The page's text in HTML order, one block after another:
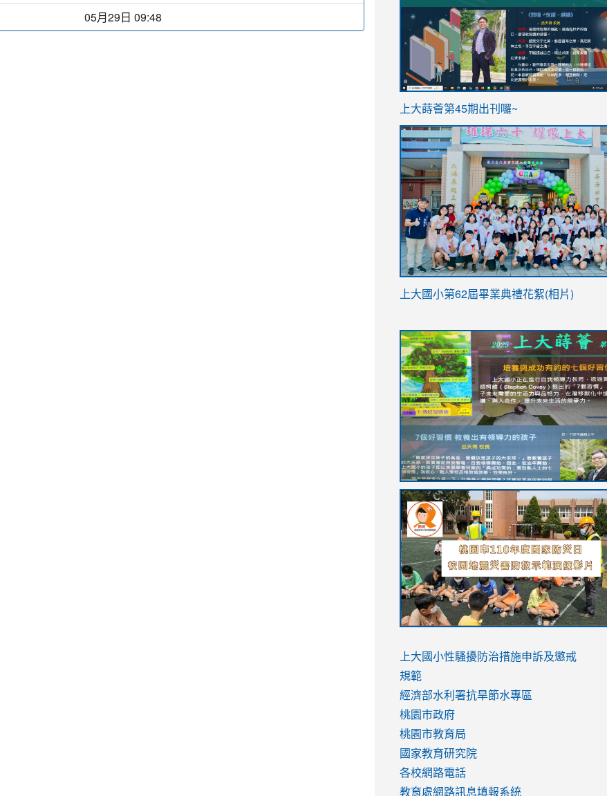
05月29日 09:48
ink
https://sites.google.com/stes.tyc.edu.tw/
link
https://sites.google.com/stes.tyc.edu.tw/
上大蒔薈第45期出刊囉~
link
YfDQppRvyMk686kIw6SBbssEIZ6WnT/
usp=sharing
上大國小第62屆畢業典禮花絮(相片)
to
https://drive.google.com/file/d/1I-
YfDQppRvyMk686kIw6SBbssEIZ6WnT/
usp=sharing
to
https://sites.google.com/stes.tyc.edu.tw/
link
to
https://sites.google.com/stes.tyc.edu.tw/
link
to
https://drive.google.com/file/d/
usp=sharing
link
to
https://youtu.be/jJOMVWY3-
8M
link
to
https://drive.google.com/file/d/
usp=sharing
to
https://www.youtube.com/watch?
v=hC_gdZndU9s
to
https://www.youtube.com/watch?
v=hC_gdZndU9s
link
to
https://www.youtube.com/watch?
v=mfpNykQ0g4M
上大國小性騷擾防治措施申訴及懲戒
規範
經濟部水利署抗旱節水專區
桃園市政府
桃園市教育局
國家教育研究院
各校網路電話
教育處網路訊息填報系統